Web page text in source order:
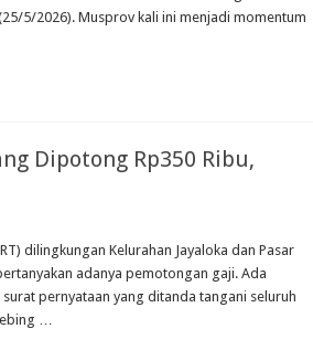
5/2026). Musprov kali ini menjadi momentum
Dipotong Rp350 Ribu,
dilingkungan Kelurahan Jayaloka dan Pasar
adanya pemotongan gaji. Ada
pernyataan yang ditanda tangani seluruh
…